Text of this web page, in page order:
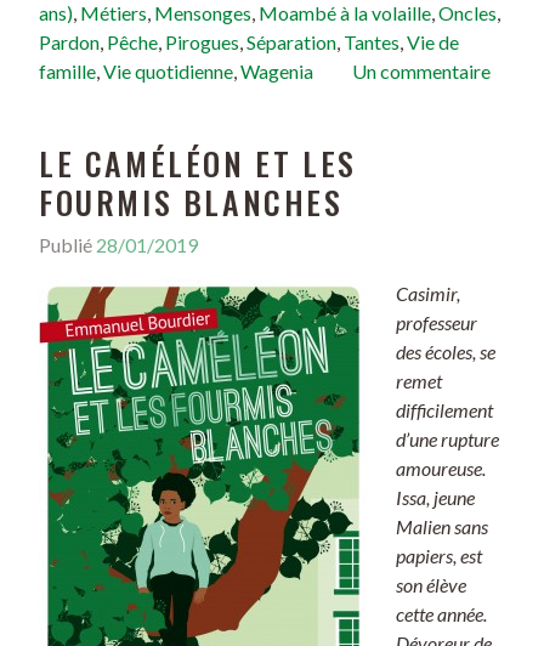
ans), Métiers, Mensonges, Moambé à la volaille,Oncles,
Pardon, Pêche, Pirogues,Séparation, Tantes,Vie de
famille,Vie quotidienne,Wagenia Un commentaire
LE CAMÉLÉON ET LES
FOURMIS BLANCHES
Publié 28/01/2019
Casimir,
professeur
des écoles, se
remet
difficilement
d’une rupture
amoureuse.
Issa, jeune
Malien sans
papiers, est
son élève
cette année.